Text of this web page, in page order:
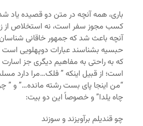
باری، همه آنچه در متن دو قصیده یاد
کسب مجوز سفر است، نه استخلاص از
آنچه باعث شد که جمهور خاقانی
حبسیه بشناسند عبارات دوپهلویی
که به راحتی به مفاهیم دیگری جز
است؛ از قبیل اینکه ” فلک…مرا دارد
“من اینجا پای بست رشته مانده…” و ”
چاه یلدا” و خصوصاً این دو بیت:
چو قندیلم برآویزند و سوزند